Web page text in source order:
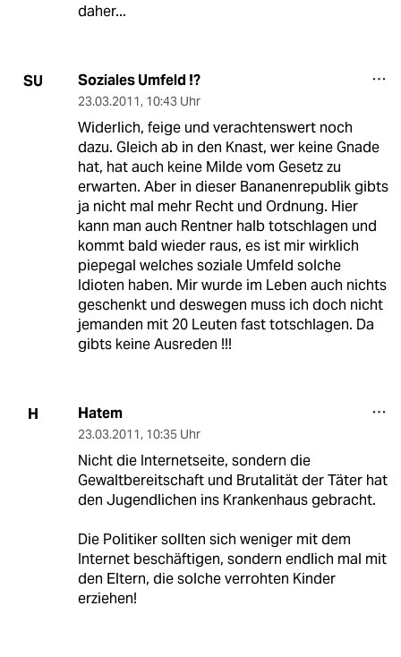
daher...
SU Soziales Umfeld !?
23.03.2011, 10:43 Uhr
Widerlich, feige und verachtenswert noch
dazu. Gleich ab in den Knast, wer keine Gnade
hat, hat auch keine Milde vom Gesetz zu
erwarten. Aber in dieser Bananenrepublik gibts
ja nicht mal mehr Recht und Ordnung. Hier
kann man auch Rentner halb totschlagen und
kommt bald wieder raus, es ist mir wirklich
piepegal welches soziale Umfeld solche
Idioten haben. Mir wurde im Leben auch nichts
geschenkt und deswegen muss ich doch nicht
jemanden mit 20 Leuten fast totschlagen. Da
gibts keine Ausreden !!!
H Hatem
23.03.2011, 10:35 Uhr
Nicht die Internetseite, sondern die
Gewaltbereitschaft und Brutalität der Täter hat
den Jugendlichen ins Krankenhaus gebracht.
Die Politiker sollten sich weniger mit dem
Internet beschäftigen, sondern endlich mal mit
den Eltern, die solche verrohten Kinder
erziehen!